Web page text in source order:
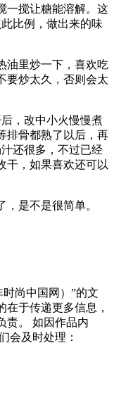
一搅让糖能溶解。这
比例，做出来的味
油里炒一下，喜欢吃
要炒太久，否则会太
，改中小火慢慢煮
排骨都熟了以后，再
还很多，不过已经
干，如果喜欢还可以
，是不是很简单。
尚中国网）”的文
于传递更多信息，
责。 如因作品内
会及时处理：